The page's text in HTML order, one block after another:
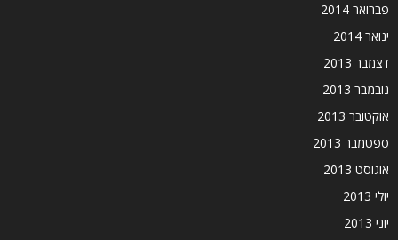
פברואר 2014
ינואר 2014
דצמבר 2013
נובמבר 2013
אוקטובר 2013
ספטמבר 2013
אוגוסט 2013
יולי 2013
יוני 2013